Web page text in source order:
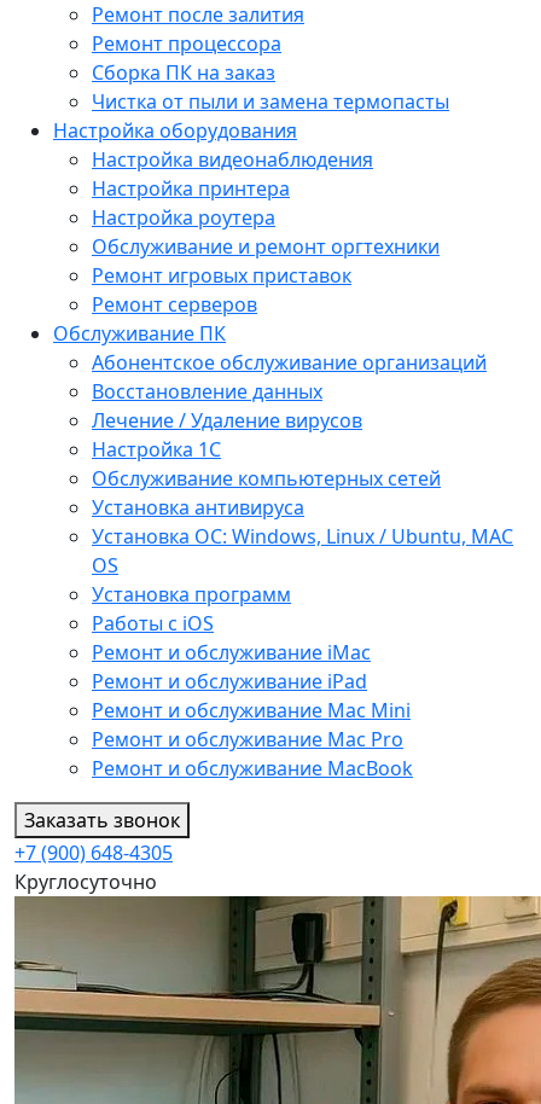
Ремонт после залития
Ремонт процессора
Сборка ПК на заказ
Чистка от пыли и замена термопасты
Настройка оборудования
Настройка видеонаблюдения
Настройка принтера
Настройка роутера
Обслуживание и ремонт оргтехники
Ремонт игровых приставок
Ремонт серверов
Обслуживание ПК
Абонентское обслуживание организаций
Восстановление данных
Лечение / Удаление вирусов
Настройка 1С
Обслуживание компьютерных сетей
Установка антивируса
Установка ОС: Windows, Linux / Ubuntu, МАС
OS
Установка программ
Работы с iOS
Ремонт и обслуживание iMac
Ремонт и обслуживание iPad
Ремонт и обслуживание Mac Mini
Ремонт и обслуживание Mac Pro
Ремонт и обслуживание MacBook
Заказать звонок
+7 (900) 648-4305
Круглосуточно